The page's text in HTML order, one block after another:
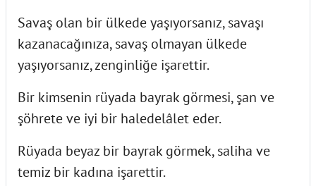
Savaş olan bir ülkede yaşıyorsanız, savaşı
kazanacağınıza, savaş olmayan ülkede
yaşıyorsanız, zenginliğe işarettir.
Bir kimsenin rüyada bayrak görmesi, şan ve
şöhrete ve iyi bir haledelâlet eder.
Rüyada beyaz bir bayrak görmek, saliha ve
temiz bir kadına işarettir.